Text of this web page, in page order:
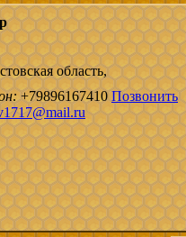
область,
+79896167410Позвонить